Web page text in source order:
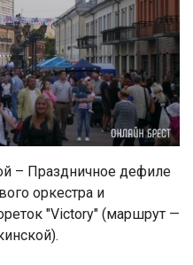
– Праздничное дефиле
оркестра и
"Victory" (маршрут —